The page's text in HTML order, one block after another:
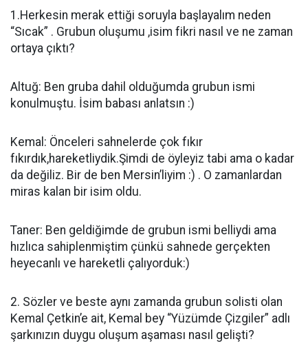
1.Herkesin merak ettiği soruyla başlayalım neden
“Sıcak” . Grubun oluşumu ,isim fikri nasıl ve ne zaman
ortaya çıktı?
Altuğ: Ben gruba dahil olduğumda grubun ismi
konulmuştu. İsim babası anlatsın :)
Kemal: Önceleri sahnelerde çok fıkır
fıkırdık,hareketliydik.Şimdi de öyleyiz tabi ama o kadar
da değiliz. Bir de ben Mersin’liyim :) . O zamanlardan
miras kalan bir isim oldu.
Taner: Ben geldiğimde de grubun ismi belliydi ama
hızlıca sahiplenmiştim çünkü sahnede gerçekten
heyecanlı ve hareketli çalıyorduk:)
2. Sözler ve beste aynı zamanda grubun solisti olan
Kemal Çetkin’e ait, Kemal bey “Yüzümde Çizgiler” adlı
şarkınızın duygu oluşum aşaması nasıl gelişti?